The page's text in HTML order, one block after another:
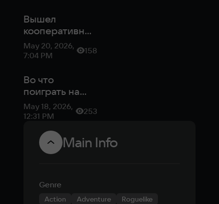
роглайт-
механикой
Вышел
кооперативный
рогалик Deep
Rock Galactic:
May 20, 2026,
7:04 PM
158
Во что
поиграть на
этой неделе:
Forza Horizon 6,
Zero Parades
May 18, 2026,
12:31 PM
253
Main Info
Genre
Action Adventure Roguelike